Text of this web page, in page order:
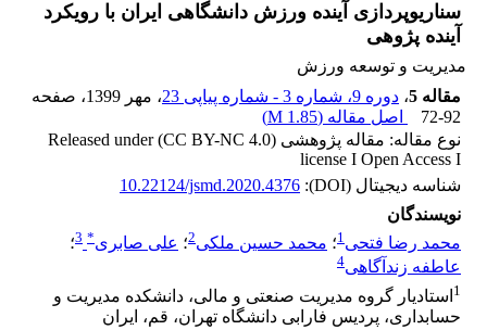
سناریوپردازی آینده ورزش دانشگاهی ایران با رویکرد
آینده پژوهی
مدیریت و توسعه ورزش
مقاله 5
، دوره 9، شماره 3 - شماره پیاپی 23 ، مهر 1399
، صفحه
72-92
اصل مقاله (1.85 M
)
نوع مقاله: مقاله پژوهشی Released under (CC BY-NC 4.0)
license I Open Access I
شناسه دیجیتال (DOI):
10.22124/jsmd.2020.4376
نویسندگان
محمد رضا فتحی1؛ محمد حسین ملکی2؛ علی صابری*
3؛
عاطفه زندآگاهی4
1 استادیار گروه مدیریت صنعتی و مالی، دانشکده مدیریت و
حسابداری، پردیس فارابی دانشگاه تهران، قم، ایران